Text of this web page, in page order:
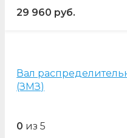
29 960 руб.
Вал
(ЗМЗ)
0 из 5